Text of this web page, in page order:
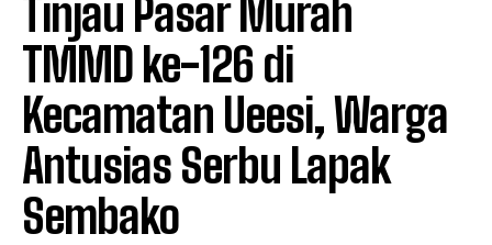
Tinjau Pasar Murah
TMMD ke-126 di
Kecamatan Ueesi, Warga
Antusias Serbu Lapak
Sembako